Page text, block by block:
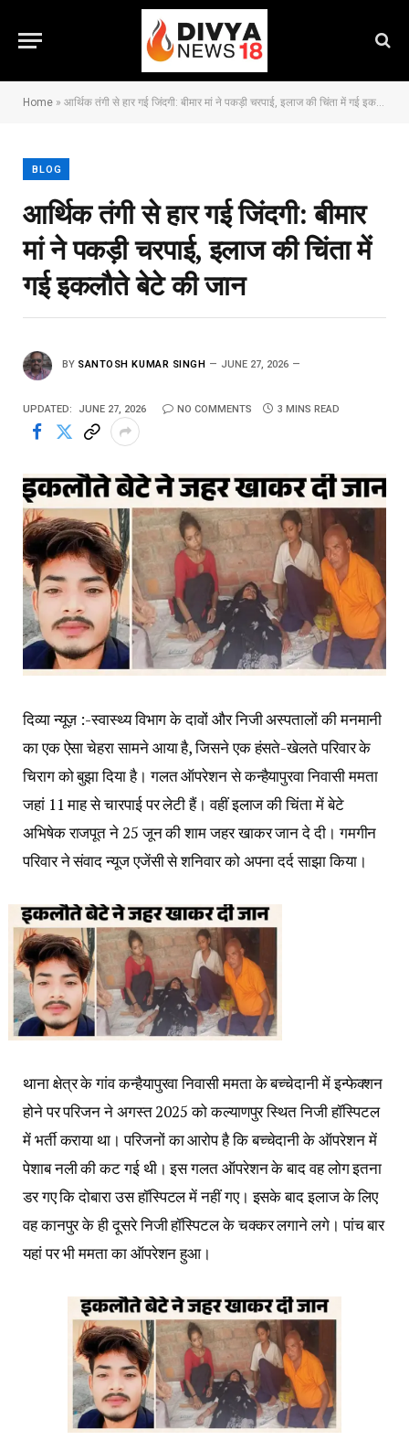
Home » आर्थिक तंगी से हार गई जिंदगी: बीमार मां ने पकड़ी चरपाई, इलाज की चिंता में गई इकलौते बेटे की जान
BLOG
आर्थिक तंगी से हार गई जिंदगी: बीमार
मां ने पकड़ी चरपाई, इलाज की चिंता में
गई इकलौते बेटे की जान
BY SANTOSH KUMAR SINGH JUNE 27, 2026
UPDATED: JUNE 27, 2026 NO COMMENTS 3 MINS READ
दिव्या न्यूज़ :-स्वास्थ्य विभाग के दावों और निजी अस्पतालों की मनमानी
का एक ऐसा चेहरा सामने आया है, जिसने एक हंसते-खेलते परिवार के
चिराग को बुझा दिया है। गलत ऑपरेशन से कन्हैयापुरवा निवासी ममता
जहां 11 माह से चारपाई पर लेटी हैं। वहीं इलाज की चिंता में बेटे
अभिषेक राजपूत ने 25 जून की शाम जहर खाकर जान दे दी। गमगीन
परिवार ने संवाद न्यूज एजेंसी से शनिवार को अपना दर्द साझा किया।
थाना क्षेत्र के गांव कन्हैयापुरवा निवासी ममता के बच्चेदानी में इन्फेक्शन
होने पर परिजन ने अगस्त 2025 को कल्याणपुर स्थित निजी हॉस्पिटल
में भर्ती कराया था। परिजनों का आरोप है कि बच्चेदानी के ऑपरेशन में
पेशाब नली की कट गई थी। इस गलत ऑपरेशन के बाद वह लोग इतना
डर गए कि दोबारा उस हॉस्पिटल में नहीं गए। इसके बाद इलाज के लिए
वह कानपुर के ही दूसरे निजी हॉस्पिटल के चक्कर लगाने लगे। पांच बार
यहां पर भी ममता का ऑपरेशन हुआ।